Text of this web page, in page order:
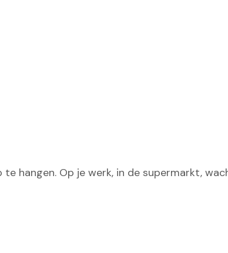
hangen. Op je werk, in de supermarkt,